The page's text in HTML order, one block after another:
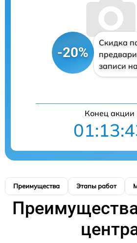
-20%
Скидка
записи
Конец акции
Преимущества Этапы работ